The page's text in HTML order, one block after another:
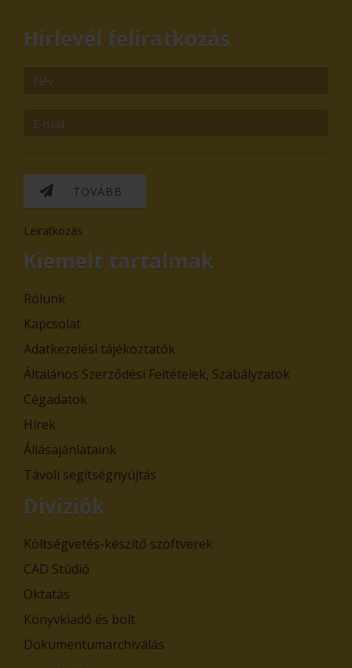
Hírlevél feliratkozás
TOVÁBB
Leiratkozás
Kiemelt tartalmak
Rólunk
Kapcsolat
Adatkezelési tájékoztatók
Általános Szerződési Feltételek, Szabályzatok
Cégadatok
Hírek
Állásajánlataink
Távoli segítségnyújtás
Divíziók
Költségvetés-készítő szoftverek
CAD Stúdió
Oktatás
Könyvkiadó és bolt
Dokumentumarchiválás